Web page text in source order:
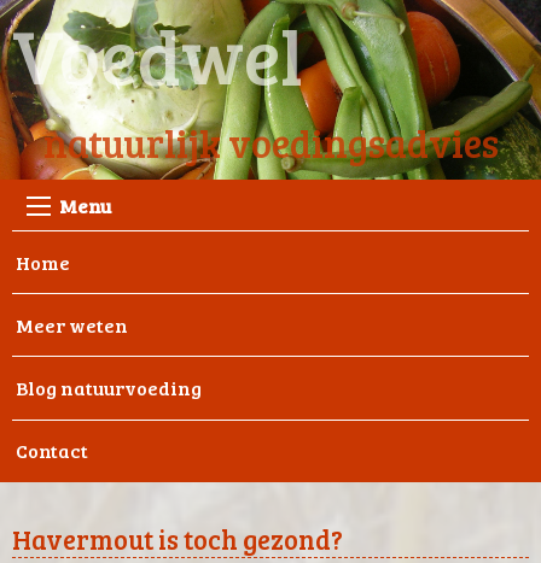
Voedwel
natuurlijk voedingsadvies
Menu
Home
Meer weten
Blog natuurvoeding
Contact
Havermout is toch gezond?